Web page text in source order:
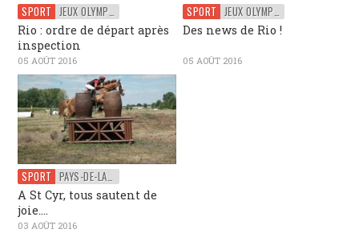
SPORT
Rio : ordre de départ après
inspection
05 AOÛT 2016
SPORT
Des news de Rio !
05 AOÛT 2016
SPORT
PAYS-DE-LA-LOIRE
A St Cyr, tous sautent de
joie….
03 AOÛT 2016